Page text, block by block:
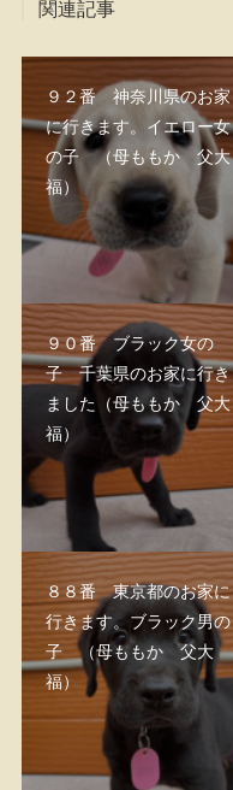
関連記事
９２番 神奈川県のお家
に行きます。イエロー女
の子 （母ももか 父大
福）
９０番 ブラック女の
子 千葉県のお家に行き
ました（母ももか 父大
福）
８８番 東京都のお家に
行きます。ブラック男の
子 （母ももか 父大
福）